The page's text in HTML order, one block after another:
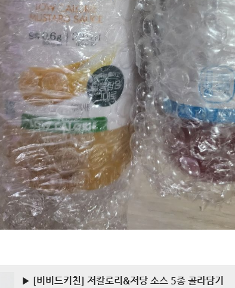
▶ [비비드키친] 저칼로리&저당 소스 5종 골라담기